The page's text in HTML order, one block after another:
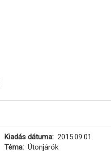
Kiadás dátuma
2015.09.01.
Téma
Útonjárók